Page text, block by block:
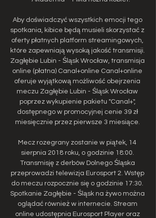
Aby doświadczyć wszystkich emocji tego
spotkania, kibice będą musieli skorzystać z
oferty płatnych platform streamingowych,
które zapewniają wysoką jakość transmisji.
Zagłębie Lubin - Śląsk Wrocław, transmisja
online (płatna) Canal+online Canal+online
oferuje wyjątkową możliwość obejrzenia
meczu Zagłębie Lubin - Śląsk Wrocław
poprzez wykupienie pakietu "Canal+",
dostępnego w promocyjnej cenie 39 zł
miesięcznie przez pierwsze 3 miesiące.
Mecz rozegrany zostanie w piątek, 14
sierpnia 2018 roku, o godzinie 18:00.
Transmisję z derbów Dolnego Śląska
przeprowadzi telewizja Eurosport 2. Wstęp
do meczu rozpocznie się o godzinie 17:30.
Spotkanie Zagłębie - Śląsk na żywo można
oglądać również w internecie. Stream
online udostępnia Eurosport Player oraz